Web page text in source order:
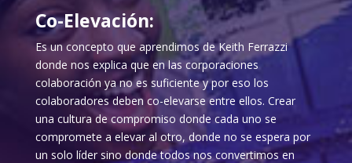
Co-Elevación:
Es un concepto que aprendimos de Keith Ferrazzi
donde nos explica que en las corporaciones
colaboración ya no es suficiente y por eso los
colaboradores deben co-elevarse entre ellos. Crear
una cultura de compromiso donde cada uno se
compromete a elevar al otro, donde no se espera por
un solo líder sino donde todos nos convertimos en